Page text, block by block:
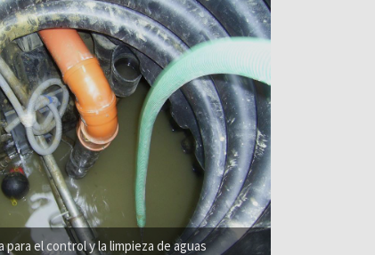
para el control y la limpieza de aguas